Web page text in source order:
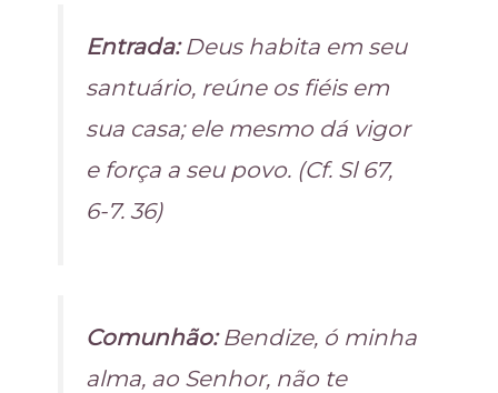
Entrada:Deus habita em seu
santuário, reúne os fiéis em
sua casa; ele mesmo dá vigor
e força a seu povo. (Cf. Sl 67,
6-7. 36)
Comunhão:Bendize, ó minha
alma, ao Senhor, não te